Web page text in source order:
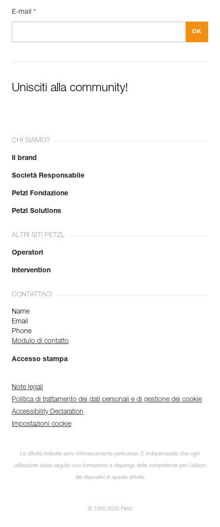
E-mail *
Unisciti alla community!
CHI SIAMO?
Il brand
Società Responsabile
Petzl Fondazione
Petzl Solutions
ALTRI SITI PETZL
Operatori
Intervention
CONTATTACI
Name
Email
Phone
Modulo di contatto
Accesso stampa
Note legali
Politica di trattamento dei dati personali e di gestione dei cookie
Accessibility Declaration
Impostazioni cookie
Le attività indicate sono intrinsecamente pericolose. È indispensabile che ogni
utilizzatore abbia seguito una formazione e disponga delle competenze per l’utilizzo
dei dispositivi in queste attività.
© 1995-2026 Petzl